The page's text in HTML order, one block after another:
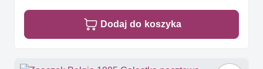
Dodaj do koszyka